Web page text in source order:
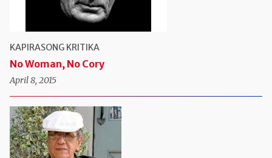
KAPIRASONG KRITIKA
No Woman, No Cory
April 8, 2015